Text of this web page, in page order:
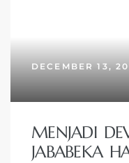
DECEMBER 13,
MENJADI
JABABEKA